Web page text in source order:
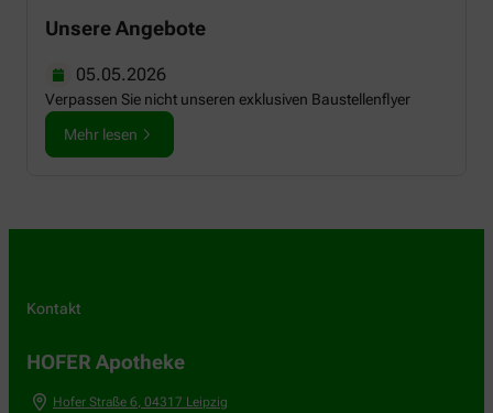
Unsere Angebote
05.05.2026
Verpassen Sie nicht unseren exklusiven Baustellenflyer
Mehr lesen
Kontakt
HOFER Apotheke
Hofer Straße 6, 04317 Leipzig